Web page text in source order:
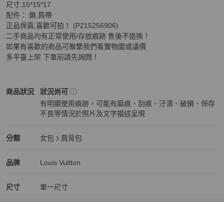
尺寸:15*15*17
配件： 鎖,肩帶
正品保真,喜歡可拍！ (P215256906)
二手商品均有正常使用/存放痕跡 售後不退換！
如果有喜歡的商品可聯繫我們看實物圖或議價
多平臺上架 下單前請先詢問！
商品狀況
Louis Vuitton女包商品狀態與細節
狀況尚可
有明顯使用痕跡，可能有磨痕、刮痕、汙漬、破損、保存
不良等情況於照片及文字描述呈現
分類
Louis Vuitton女包 分類資訊
女包
肩背包
品牌
Louis Vuitton精品女包品牌介紹
Louis Vuitton
Louis Vuitton推薦清單
尺寸 單一尺寸